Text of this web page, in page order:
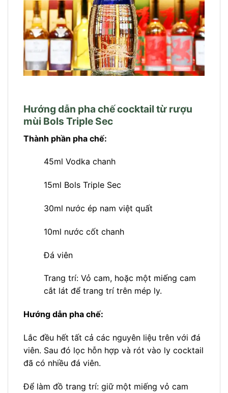
Hướng dẫn pha chế cocktail từ rượu
mùi Bols Triple Sec
Thành phần pha chế:
45ml Vodka chanh
15ml Bols Triple Sec
30ml nước ép nam việt quất
10ml nước cốt chanh
Đá viên
Trang trí: Vỏ cam, hoặc một miếng cam
cắt lát để trang trí trên mép ly.
Hướng dẫn pha chế:
Lắc đều hết tất cả các nguyên liệu trên với đá
viên. Sau đó lọc hỗn hợp và rót vào ly cocktail
đã có nhiều đá viên.
Để làm đồ trang trí: giữ một miếng vỏ cam